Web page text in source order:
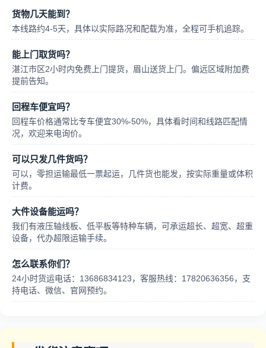
货物几天能到？
本线路约4-5天，具体以实际路况和配载为准，全程可手机追踪。
能上门取货吗？
湛江市区2小时内免费上门提货，眉山送货上门。偏远区域附加费
提前告知。
回程车便宜吗？
回程车价格通常比专车便宜30%-50%，具体看时间和线路匹配情
况，欢迎来电询价。
可以只发几件货吗？
可以，零担运输最低一票起运，几件货也能发，按实际重量或体积
计费。
大件设备能运吗？
我们有液压轴线板、低平板等特种车辆，可承运超长、超宽、超重
设备，代办超限运输手续。
怎么联系你们？
24小时货运电话：13686834123，客服热线：17820636356，支
持电话、微信、官网预约。